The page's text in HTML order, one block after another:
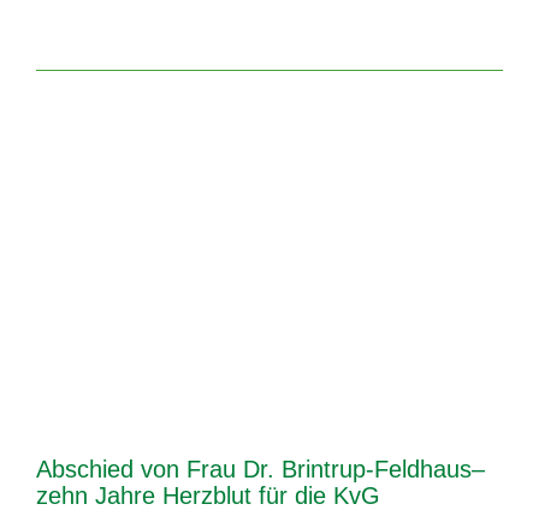
Abschied von Frau Dr. Brintrup-Feldhaus–
zehn Jahre Herzblut für die KvG